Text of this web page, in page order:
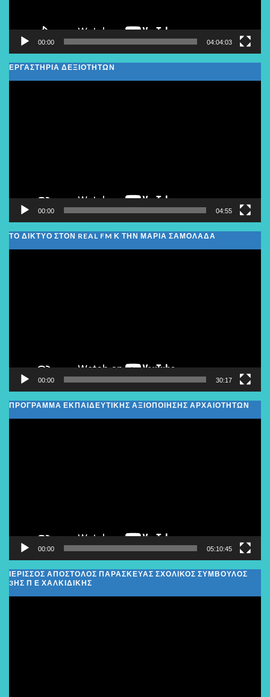
00:00 04:04:03
ΕΡΓΑΣΤΗΡΙΑ ΔΕΞΙΟΤΗΤΩΝ
00:00 04:55
ΤΟ ΔΙΚΤΥΟ ΣΤΟΝ REAL FM Κ ΤΗΝ ΜΑΡΙΑ ΣΑΜΟΛΑΔΑ
00:00 30:17
ΠΡΟΓΡΑΜΜΑ ΕΚΠΑΙΔΕΥΤΙΚΗΣ ΑΞΙΟΠΟΙΗΣΗΣ ΑΡΧΑΙΟΤΗΤΩΝ
00:00 05:10:45
ΙΕΡΙΣΣΟΣ ΑΠΟΣΤΟΛΟΣ ΠΑΡΑΣΚΕΥΑΣ ΣΧΟΛΙΚΌΣ ΣΎΜΒΟΥΛΟΣ
3ΗΣ Π Ε ΧΑΛΚΙΔΙΚΉΣ